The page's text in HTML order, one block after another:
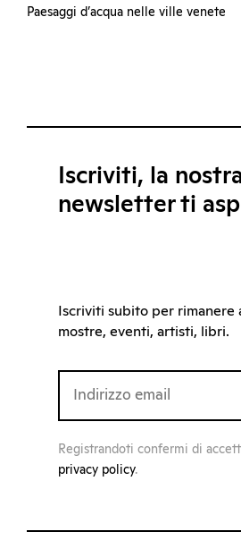
Paesaggi d’acqua nelle ville venete
Iscriviti, la
newsletter ti
Iscriviti subito per rimanere
mostre, eventi, artisti, libri.
Registrandoti confermi di
privacy policy.